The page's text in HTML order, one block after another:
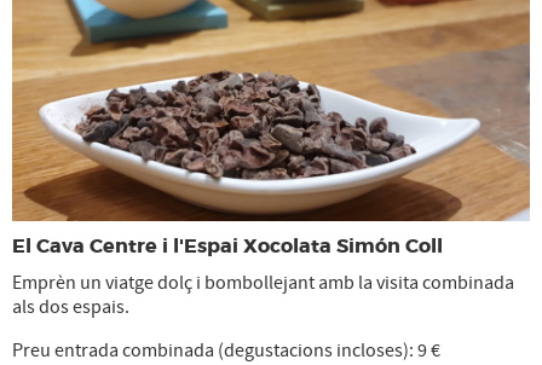
El Cava Centre i l'Espai Xocolata Simón Coll
Emprèn un viatge dolç i bombollejant amb la visita combinada
als dos espais.
Preu entrada combinada (degustacions incloses): 9 €